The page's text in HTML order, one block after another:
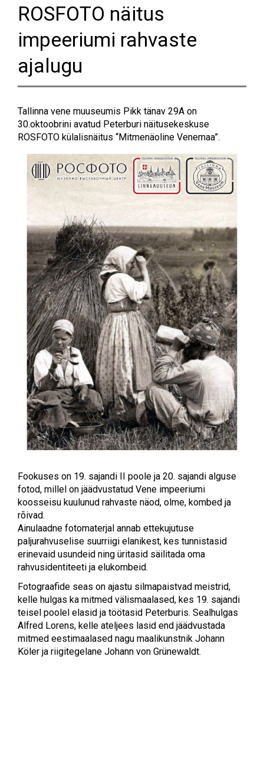
ROSFOTO näitus
impeeriumi rahvaste
ajalugu
Tallinna vene muuseumis Pikk tänav 29A on
30.oktoobrini avatud Peterburi näitusekeskuse
ROSFOTO külalisnäitus “Mitmenäoline Venemaa”.
Fookuses on 19. sajandi II poole ja 20. sajandi alguse
fotod, millel on jäädvustatud Vene impeeriumi
koosseisu kuulunud rahvaste näod, olme, kombed ja
rõivad.
Ainulaadne fotomaterjal annab ettekujutuse
paljurahvuselise suurriigi elanikest, kes tunnistasid
erinevaid usundeid ning üritasid säilitada oma
rahvusidentiteeti ja elukombeid.
Fotograafide seas on ajastu silmapaistvad meistrid,
kelle hulgas ka mitmed välismaalased, kes 19. sajandi
teisel poolel elasid ja töötasid Peterburis. Sealhulgas
Alfred Lorens, kelle ateljees lasid end jäädvustada
mitmed eestimaalased nagu maalikunstnik Johann
Köler ja riigitegelane Johann von Grünewaldt.